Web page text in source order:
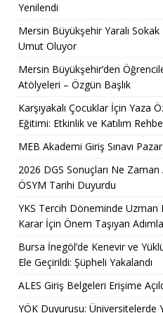
Yenilendi
Mersin Büyükşehir Yaralı Sokak
Umut Oluyor
Mersin Büyükşehir’den
Atölyeleri – Özgün Başlık
Karşıyakalı Çocuklar İçin Yaza
Eğitimi: Etkinlik ve Katılım
MEB Akademi Giriş Sınavı
2026 DGS Sonuçları Ne Zaman
ÖSYM Tarihi Duyurdu
YKS Tercih Döneminde
Karar İçin Önem Taşıyan
Bursa İnegöl’de Kenevir ve
Ele Geçirildi: Şüpheli Yakalandı
ALES Giriş Belgeleri Erişime
YÖK Duyurusu: Üniversitelerde